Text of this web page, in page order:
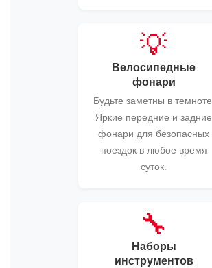
💡
Велосипедные
фонари
Будьте заметны в темноте.
Яркие передние и задние
фонари для безопасных
поездок в любое время
суток.
🔧
Наборы
инструментов